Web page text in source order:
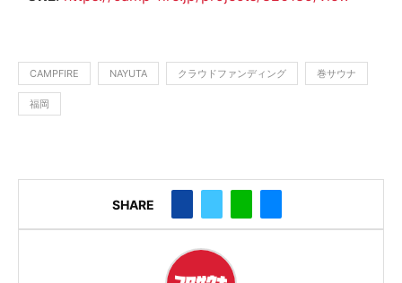
CAMPFIRE NAYUTA クラウドファンディング 巻サウナ
福岡
SHARE